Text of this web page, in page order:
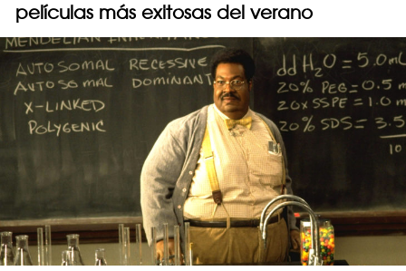
películas más exitosas del verano